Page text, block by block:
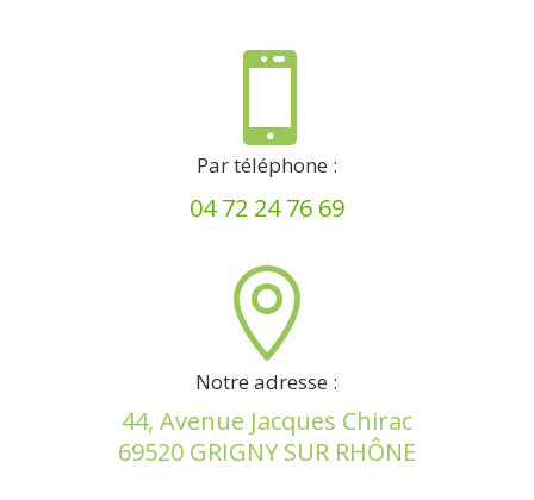

Par téléphone :
04 72 24 76 69

Notre adresse :
44, Avenue Jacques Chirac
69520 GRIGNY SUR RHÔNE